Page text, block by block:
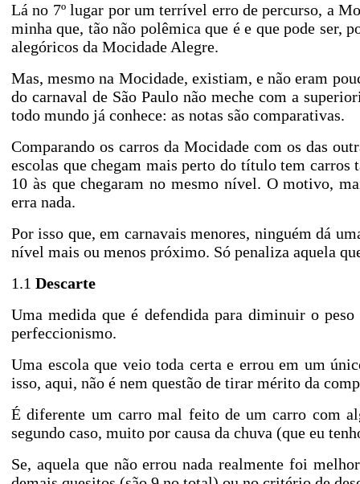
Lá no 7º lugar por um terrível erro de percurso, a
minha que, tão não polêmica que é e que pode ser,
alegóricos da Mocidade Alegre.
Mas, mesmo na Mocidade, existiam, e não eram
do carnaval de São Paulo não meche com a
todo mundo já conhece: as notas são comparativas.
Comparando os carros da Mocidade com os das
escolas que chegam mais perto do título tem
10 às que chegaram no mesmo nível. O motivo,
erra nada.
Por isso que, em carnavais menores, ninguém dá
nível mais ou menos próximo. Só penaliza aquela
1.1 Descarte
Uma medida que é defendida para diminuir o
perfeccionismo.
Uma escola que veio toda certa e errou em um
isso, aqui, não é nem questão de tirar mérito da
É diferente um carro mal feito de um carro com
segundo caso, muito por causa da chuva (que eu
Se, aquela que não errou nada realmente foi